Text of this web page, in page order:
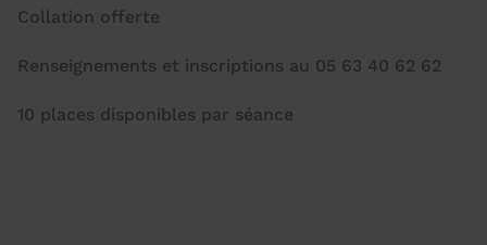
Collation offerte
Renseignements et inscriptions au 05 63 40 62 62
10 places disponibles par séance